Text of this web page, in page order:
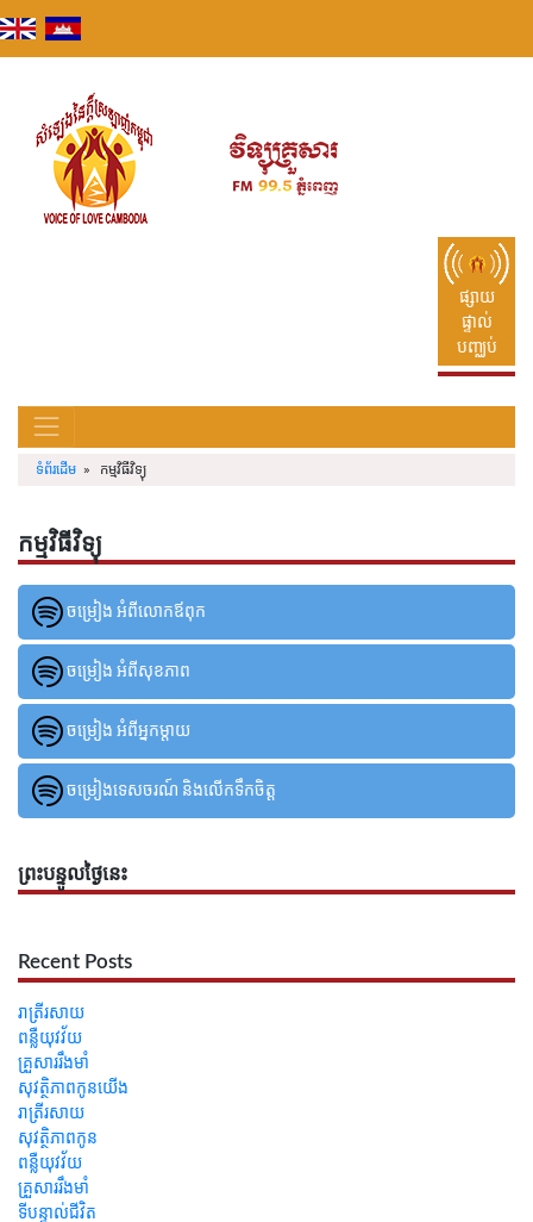
to
content
ផ្សាយ
ផ្ទាល់
បញ្ឈប់
ទំព័រដើម » កម្មវិធីវិទ្យុ
កម្មវិធីវិទ្យុ
ចម្រៀង អំពីលោកឪពុក
ចម្រៀង អំពីសុខភាព
ចម្រៀង អំពីអ្នកម្ដាយ
ចម្រៀងទេសចរណ៍ និងលើកទឹកចិត្ត
ព្រះបន្ទូលថ្ងៃនេះ
Recent Posts
រាត្រីរសាយ
ពន្លឺយុវវ័យ
គ្រួសាររឹងមាំ
សុវត្ថិភាពកូនយើង
រាត្រីរសាយ
សុវត្ថិភាពកូន
ពន្លឺយុវវ័យ
គ្រួសាររឹងមាំ
ទីបន្ទាល់ជីវិត